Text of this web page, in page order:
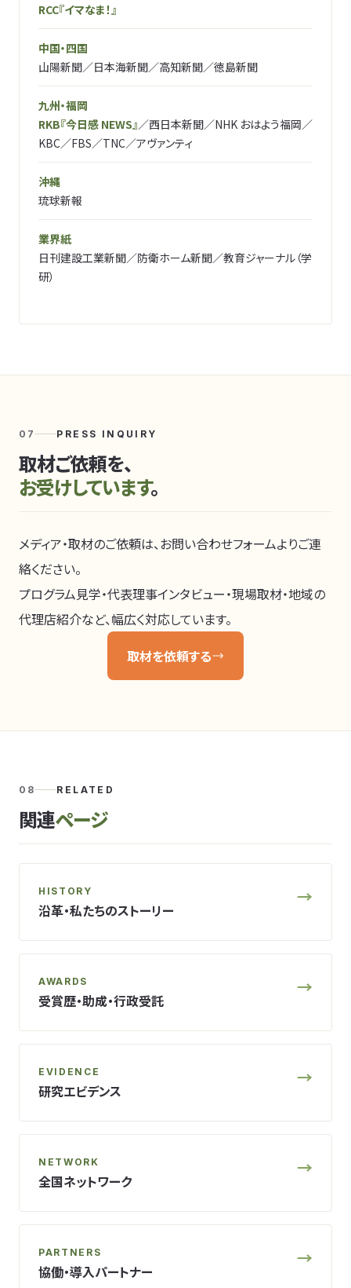
RCC『イマなま！』
中国・四国
山陽新聞／日本海新聞／高知新聞／徳島新聞
九州・福岡
RKB『今日感 NEWS』／西日本新聞／NHK おはよう福岡／
KBC／FBS／TNC／アヴァンティ
沖縄
琉球新報
業界紙
日刊建設工業新聞／防衛ホーム新聞／教育ジャーナル（学
研）
07 PRESS INQUIRY
取材ご依頼を、
お受けしています。
メディア・取材のご依頼は、お問い合わせフォームよりご連
絡ください。
プログラム見学・代表理事インタビュー・現場取材・地域の
代理店紹介など、幅広く対応しています。
取材を依頼する
08 RELATED
関連ページ
HISTORY
沿革・私たちのストーリー
→
AWARDS
受賞歴・助成・行政受託
→
EVIDENCE
研究エビデンス
→
NETWORK
全国ネットワーク
→
PARTNERS
協働・導入パートナー
→